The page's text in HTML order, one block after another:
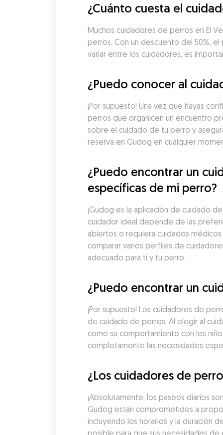
¿Cuánto cuesta el
Muchos cuidadores de perros en El
perros. Con un descuento del 50%,
variar entre los cuidadores, es
¿Puedo conocer al
¡Por supuesto! Una vez que hayas
perros que organicen un encuentro
sobre el cuidado de tu perro y
reserva en Gudog en cualquier
¿Puedo encontrar un
específicas de mi perro?
¡Gudog es la aplicación de cuidado
cuidador ideal depende de las
abiertos o requiera cuidados
comparar varios perfiles de
adecuado para ti y tu perro.
¿Puedo encontrar un
¡Por supuesto! Los cuidadores de
de cuidado de perros. Al elegir al
como su comportamiento con los
completamente las necesidades
¿Los cuidadores de
¡Absolutamente, los paseos diarios
Gudog están comprometidos a
incluyendo los horarios y la duración
posible para que sus necesidades de